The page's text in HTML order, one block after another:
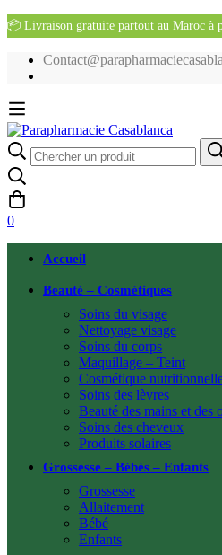
📦 Livraison gratuite partout au Maroc à
Recherche
pour:
0
Accueil
Beauté – Cosmétiques
Soins du visage
Nettoyage visage
Soins du corps
Maquillage – Teint
Cosmétique
Soins des lèvres
Beauté des mains et des
Soins des cheveux
Produits solaires
Grossesse – Bébés – Enfants
Grossesse
Allaitement
Bébé
Enfants